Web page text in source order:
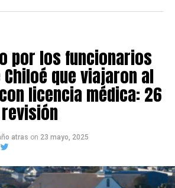
por los funcionarios
que viajaron al
licencia médica: 26
atras on 23 mayo, 2025